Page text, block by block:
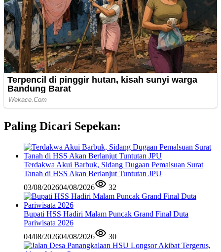
Paling Dicari Sepekan:
Terdakwa Akui Barbuk, Sidang Dugaan Pemalsuan Surat
Tanah di HSS Akan Berlanjut Tuntutan JPU
03/08/202604/08/2026 32
Bupati HSS Hadiri Malam Puncak Grand Final Duta
Pariwisata 2026
04/08/202604/08/2026 30